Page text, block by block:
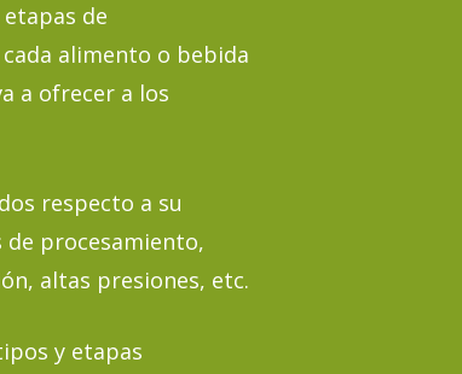
de
alimento o bebida
a ofrecer a los
respecto a su
procesamiento,
altas presiones, etc.
y etapas